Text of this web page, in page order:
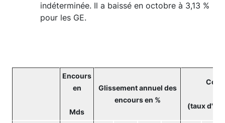
indéterminée. Il a baissé en octobre à 3,13 %
pour les GE.
Encours
en
Mds
Glissement annuel des
encours en %
(taux